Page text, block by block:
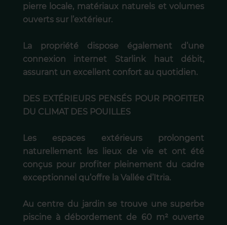
pierre locale, matériaux naturels et volumes
ouverts sur l’extérieur.
La propriété dispose également d’une
connexion internet Starlink haut débit,
assurant un excellent confort au quotidien.
DES EXTÉRIEURS PENSÉS POUR PROFITER
DU CLIMAT DES POUILLES
Les espaces extérieurs prolongent
naturellement les lieux de vie et ont été
conçus pour profiter pleinement du cadre
exceptionnel qu’offre la Vallée d’Itria.
Au centre du jardin se trouve une superbe
piscine à débordement de 60 m² ouverte